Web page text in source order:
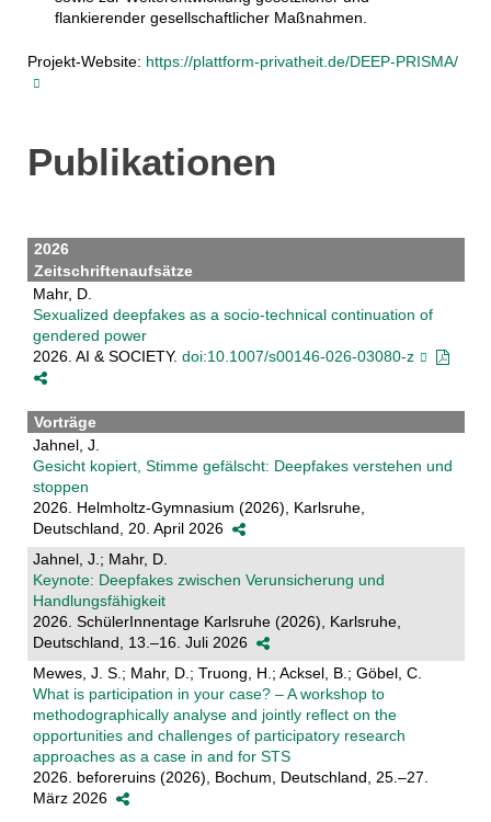
flankierender gesellschaftlicher Maßnahmen.
Projekt-Website: https://plattform-privatheit.de/DEEP-PRISMA/
Publikationen
2026
Zeitschriftenaufsätze
Mahr, D.
Sexualized deepfakes as a socio-technical continuation of
gendered power
2026. AI & SOCIETY. doi:10.1007/s00146-026-03080-z
Vorträge
Jahnel, J.
Gesicht kopiert, Stimme gefälscht: Deepfakes verstehen und
stoppen
2026. Helmholtz-Gymnasium (2026), Karlsruhe,
Deutschland, 20. April 2026
Jahnel, J.; Mahr, D.
Keynote: Deepfakes zwischen Verunsicherung und
Handlungsfähigkeit
2026. SchülerInnentage Karlsruhe (2026), Karlsruhe,
Deutschland, 13.–16. Juli 2026
Mewes, J. S.; Mahr, D.; Truong, H.; Acksel, B.; Göbel, C.
What is participation in your case? – A workshop to
methodographically analyse and jointly reflect on the
opportunities and challenges of participatory research
approaches as a case in and for STS
2026. beforeruins (2026), Bochum, Deutschland, 25.–27.
März 2026